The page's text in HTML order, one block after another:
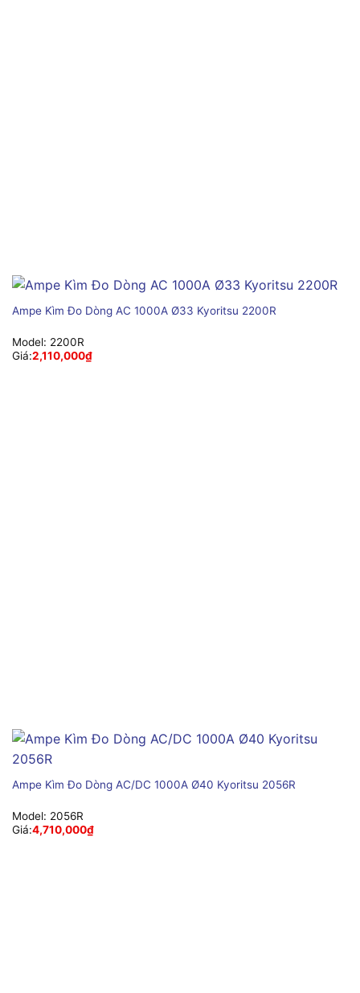
Ampe Kìm Đo Dòng AC 1000A Ø33 Kyoritsu 2200R
Model: 2200R
Giá:2,110,000₫
Ampe Kìm Đo Dòng AC/DC 1000A Ø40 Kyoritsu 2056R
Model: 2056R
Giá:4,710,000₫